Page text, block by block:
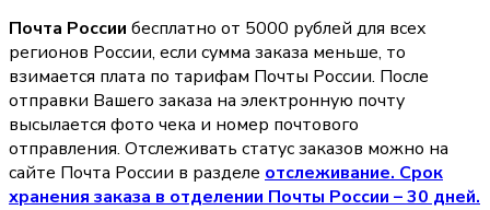
Почта России бесплатно от 5000 рублей для всех
регионов России, если сумма заказа меньше, то
взимается плата по тарифам Почты России. После
отправки Вашего заказа на электронную почту
высылается фото чека и номер почтового
отправления. Отслеживать статус заказов можно на
сайте Почта России в разделе oтслеживание. Срок
хранения заказа в отделении Почты России – 30 дней.